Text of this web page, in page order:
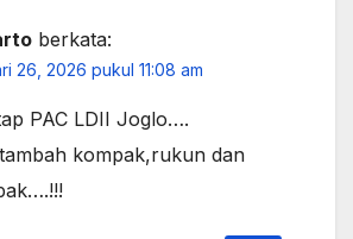
berkata:
26, 2026 pukul 11:08 am
PAC LDII Joglo….
kompak,rukun dan